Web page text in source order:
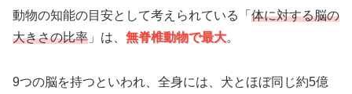
動物の知能の目安として考えられている「 体に対する脳の
大きさの比率 」は、 無脊椎動物で最大。
9つの脳を持つといわれ、全身には、犬とほぼ同じ約5億